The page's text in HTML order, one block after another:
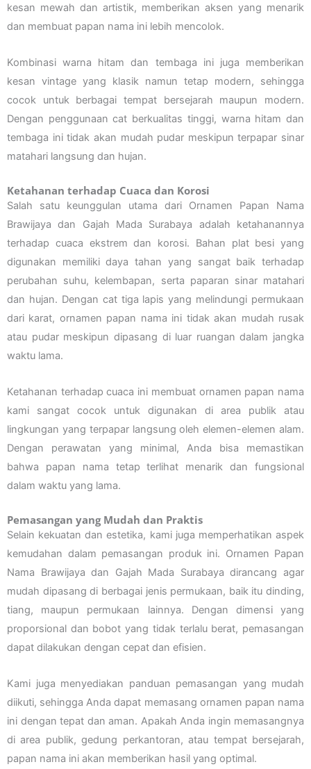
kesan mewah dan artistik, memberikan aksen yang menarik
dan membuat papan nama ini lebih mencolok.
Kombinasi warna hitam dan tembaga ini juga memberikan
kesan vintage yang klasik namun tetap modern, sehingga
cocok untuk berbagai tempat bersejarah maupun modern.
Dengan penggunaan cat berkualitas tinggi, warna hitam dan
tembaga ini tidak akan mudah pudar meskipun terpapar sinar
matahari langsung dan hujan.
Ketahanan terhadap Cuaca dan Korosi
Salah satu keunggulan utama dari Ornamen Papan Nama
Brawijaya dan Gajah Mada Surabaya adalah ketahanannya
terhadap cuaca ekstrem dan korosi. Bahan plat besi yang
digunakan memiliki daya tahan yang sangat baik terhadap
perubahan suhu, kelembapan, serta paparan sinar matahari
dan hujan. Dengan cat tiga lapis yang melindungi permukaan
dari karat, ornamen papan nama ini tidak akan mudah rusak
atau pudar meskipun dipasang di luar ruangan dalam jangka
waktu lama.
Ketahanan terhadap cuaca ini membuat ornamen papan nama
kami sangat cocok untuk digunakan di area publik atau
lingkungan yang terpapar langsung oleh elemen-elemen alam.
Dengan perawatan yang minimal, Anda bisa memastikan
bahwa papan nama tetap terlihat menarik dan fungsional
dalam waktu yang lama.
Pemasangan yang Mudah dan Praktis
Selain kekuatan dan estetika, kami juga memperhatikan aspek
kemudahan dalam pemasangan produk ini. Ornamen Papan
Nama Brawijaya dan Gajah Mada Surabaya dirancang agar
mudah dipasang di berbagai jenis permukaan, baik itu dinding,
tiang, maupun permukaan lainnya. Dengan dimensi yang
proporsional dan bobot yang tidak terlalu berat, pemasangan
dapat dilakukan dengan cepat dan efisien.
Kami juga menyediakan panduan pemasangan yang mudah
diikuti, sehingga Anda dapat memasang ornamen papan nama
ini dengan tepat dan aman. Apakah Anda ingin memasangnya
di area publik, gedung perkantoran, atau tempat bersejarah,
papan nama ini akan memberikan hasil yang optimal.